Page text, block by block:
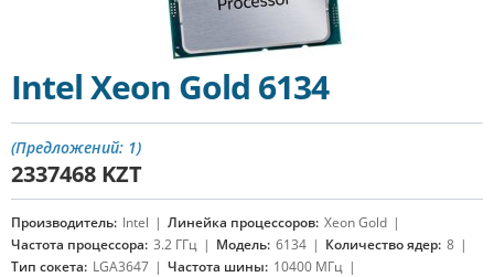
Intel Xeon Gold 6134
(Предложений: 1)
2337468 KZT
Производитель: Intel Линейка процессоров: Xeon Gold
Частота процессора: 3.2 ГГц Модель: 6134 Количество ядер: 8
Тип сокета: LGA3647 Частота шины: 10400 МГц